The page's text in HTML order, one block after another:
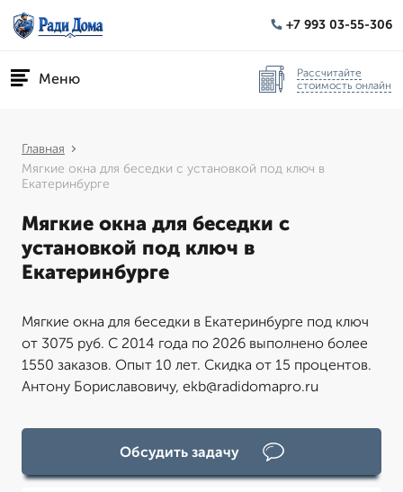
+7 993 03-55-306
Меню
Рассчитайте
стоимость онлайн
Главная
Мягкие окна для беседки с установкой под ключ в
Екатеринбурге
Мягкие окна для беседки с
установкой под ключ в
Екатеринбурге
Мягкие окна для беседки в Екатеринбурге под ключ
от 3075 руб. С 2014 года по 2026 выполнено более
1550 заказов. Опыт 10 лет. Скидка от 15 процентов.
Антону Бориславовичу, ekb@radidomapro.ru
Обсудить задачу